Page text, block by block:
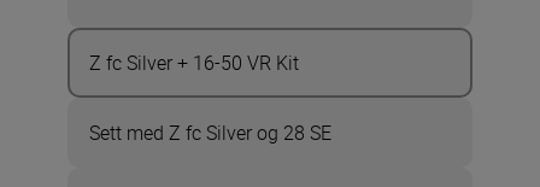
Z fc Silver + 16-50 VR Kit
Sett med Z fc Silver og 28 SE